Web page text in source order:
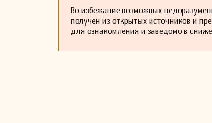
Во избежание возможных
получен из открытых источников и
для ознакомления и заведомо в